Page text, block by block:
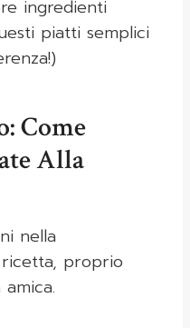
ingredienti
piatti semplici
Come
Alla
nella
proprio